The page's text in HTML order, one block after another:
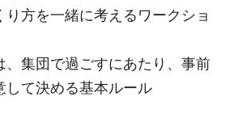
⽅を⼀緒に考えるワークショ
、集団で過ごすにあたり、事前
して決める基本ルール